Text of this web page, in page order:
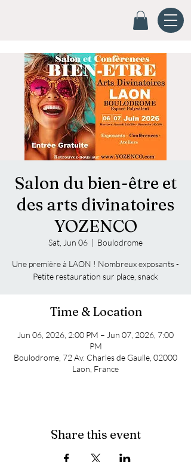
Salon du bien-être et
des arts divinatoires
YOZENCO
Sat, Jun 06
  |
Boulodrome
Une première à LAON ! Nombreux exposants -
Petite restauration sur place, snack
Time & Location
Jun 06, 2026, 2:00 PM – Jun 07, 2026, 7:00
PM
Boulodrome, 72 Av. Charles de Gaulle, 02000
Laon, France
Share this event